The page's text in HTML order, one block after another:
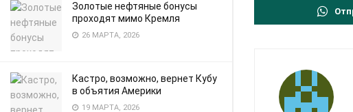
Золотые нефтяные бонусы
проходят мимо Кремля
26 МАРТА, 2026
Кастро, возможно, вернет Кубу
в объятия Америки
19 МАРТА, 2026